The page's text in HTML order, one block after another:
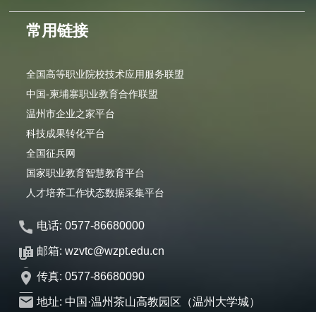
常用链接
全国高等职业院校技术应用服务联盟
中国-柬埔寨职业教育合作联盟
温州市企业之家平台
科技成果转化平台
全国征兵网
国家职业教育智慧教育平台
人才培养工作状态数据采集平台
电话: 0577-86680000
邮箱: wzvtc@wzpt.edu.cn
传真: 0577-86680090
地址: 中国·温州茶山高教园区（温州大学城）